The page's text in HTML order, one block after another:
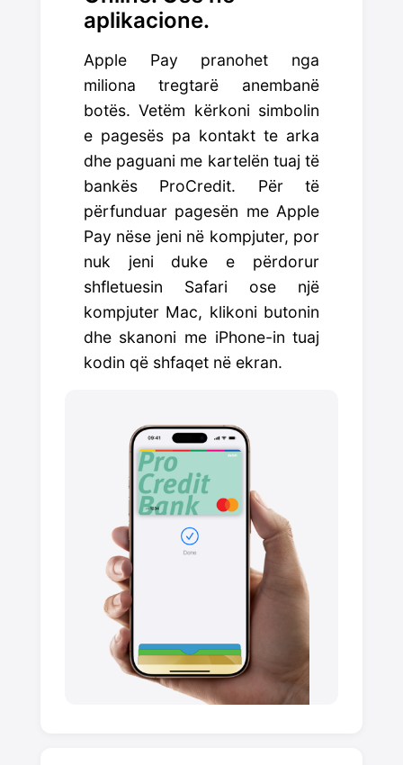
aplikacione.
Apple Pay pranohet nga
miliona tregtarë anembanë
botës. Vetëm kërkoni simbolin
e pagesës pa kontakt te arka
dhe paguani me kartelën tuaj të
bankës ProCredit. Për të
përfunduar pagesën me Apple
Pay nëse jeni në kompjuter, por
nuk jeni duke e përdorur
shfletuesin Safari ose një
kompjuter Mac, klikoni butonin
dhe skanoni me iPhone-in tuaj
kodin që shfaqet në ekran.